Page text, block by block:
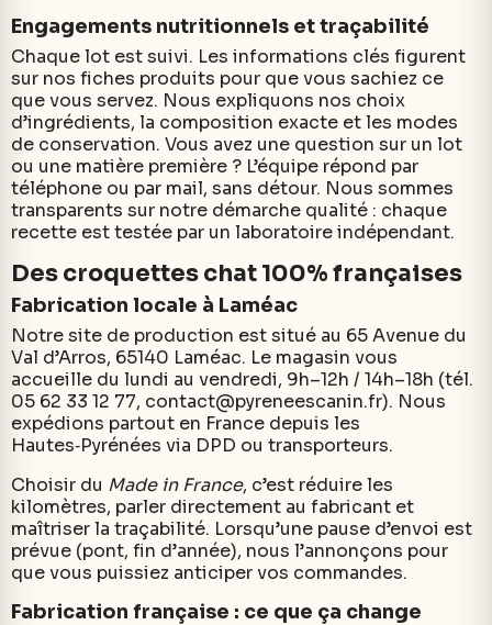
Engagements nutritionnels et traçabilité
Chaque lot est suivi. Les informations clés figurent
sur nos fiches produits pour que vous sachiez ce
que vous servez. Nous expliquons nos choix
d’ingrédients, la composition exacte et les modes
de conservation. Vous avez une question sur un lot
ou une matière première ? L’équipe répond par
téléphone ou par mail, sans détour. Nous sommes
transparents sur notre démarche qualité : chaque
recette est testée par un laboratoire indépendant.
Des croquettes chat 100% françaises
Fabrication locale à Laméac
Notre site de production est situé au 65 Avenue du
Val d’Arros, 65140 Laméac. Le magasin vous
accueille du lundi au vendredi, 9h–12h / 14h–18h (tél.
05 62 33 12 77, contact@pyreneescanin.fr). Nous
expédions partout en France depuis les
Hautes‑Pyrénées via DPD ou transporteurs.
Choisir du Made in France, c’est réduire les
kilomètres, parler directement au fabricant et
maîtriser la traçabilité. Lorsqu’une pause d’envoi est
prévue (pont, fin d’année), nous l’annonçons pour
que vous puissiez anticiper vos commandes.
Fabrication française : ce que ça change